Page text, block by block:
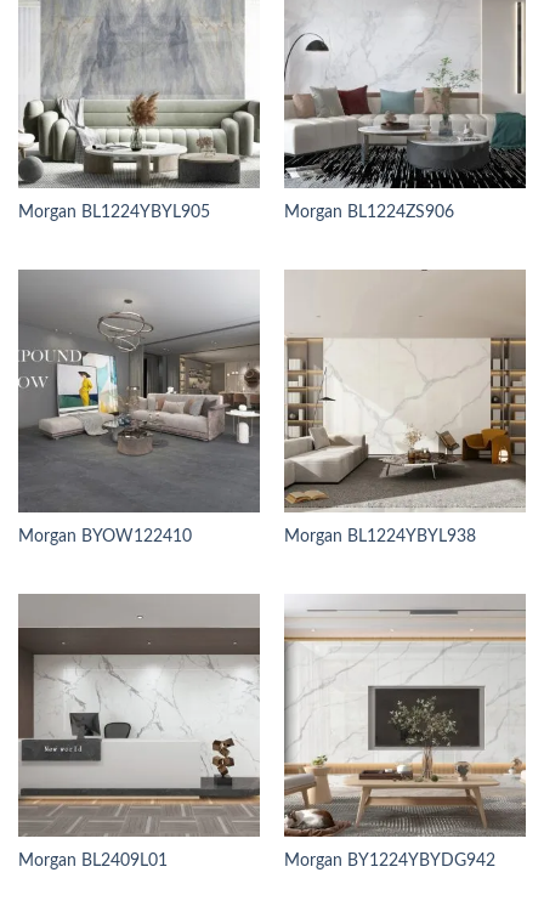
Morgan BL1224YBYL905 Morgan BL1224ZS906
Morgan BYOW122410 Morgan BL1224YBYL938
Morgan BL2409L01 Morgan BY1224YBYDG942